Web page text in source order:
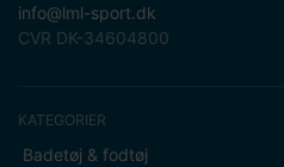
info@lml-sport.dk
CVR DK-34604800
KATEGORIER
Badetøj & fodtøj